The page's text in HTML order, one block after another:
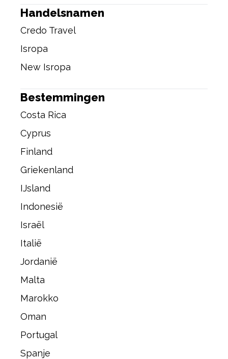
Handelsnamen
Credo Travel
Isropa
New Isropa
Bestemmingen
Costa Rica
Cyprus
Finland
Griekenland
IJsland
Indonesië
Israël
Italië
Jordanië
Malta
Marokko
Oman
Portugal
Spanje